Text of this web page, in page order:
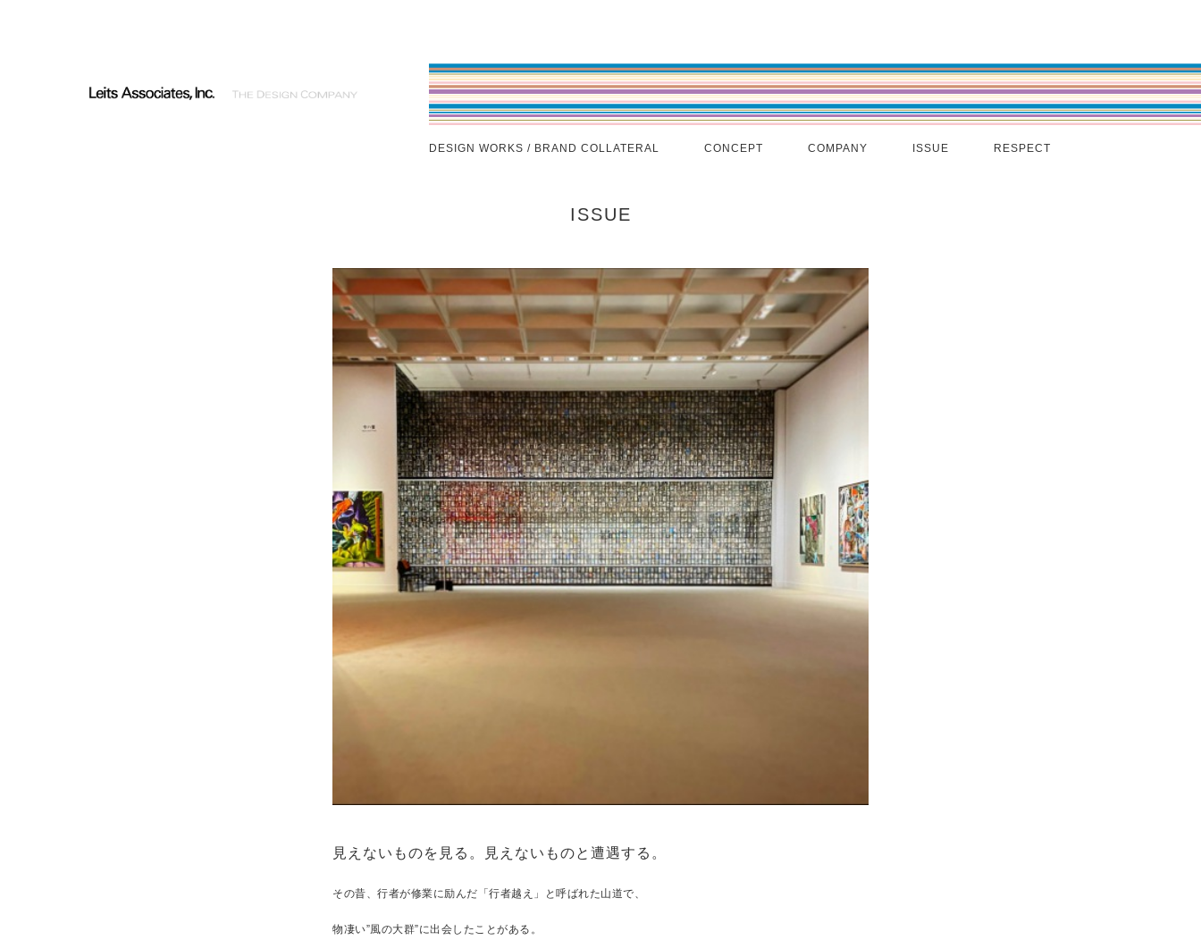
DESIGN WORKS / BRAND COLLATERAL CONCEPT COMPANY ISSUE RESPECT
ISSUE
見えないものを見る。見えないものと遭遇する。
その昔、行者が修業に励んだ「行者越え」と呼ばれた山道で、
物凄い”風の大群”に出会したことがある。